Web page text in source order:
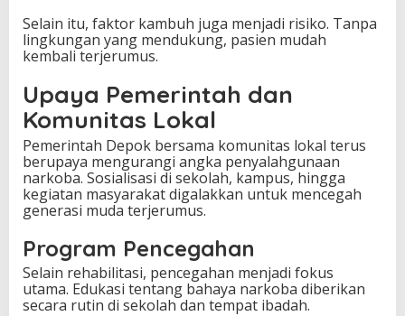
Selain itu, faktor kambuh juga menjadi risiko. Tanpa
lingkungan yang mendukung, pasien mudah
kembali terjerumus.
Upaya Pemerintah dan
Komunitas Lokal
Pemerintah Depok bersama komunitas lokal terus
berupaya mengurangi angka penyalahgunaan
narkoba. Sosialisasi di sekolah, kampus, hingga
kegiatan masyarakat digalakkan untuk mencegah
generasi muda terjerumus.
Program Pencegahan
Selain rehabilitasi, pencegahan menjadi fokus
utama. Edukasi tentang bahaya narkoba diberikan
secara rutin di sekolah dan tempat ibadah.